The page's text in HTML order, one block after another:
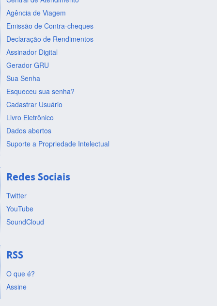
Agência de Viagem
Emissão de Contra-cheques
Declaração de Rendimentos
Assinador Digital
Gerador GRU
Sua Senha
Esqueceu sua senha?
Cadastrar Usuário
Livro Eletrônico
Dados abertos
Suporte a Propriedade Intelectual
Redes Sociais
Twitter
YouTube
SoundCloud
RSS
O que é?
Assine